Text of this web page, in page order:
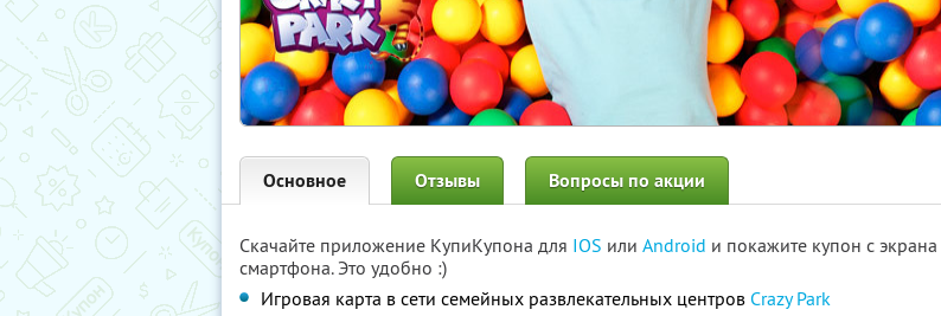
Основное Отзывы Вопросы по акции
Скачайте приложение КупиКупона для IOS или Android и покажите купон с экрана
смартфона. Это удобно :)
Игровая карта в сети семейных развлекательных центров Crazy Park